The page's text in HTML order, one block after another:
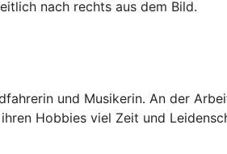
und Musikerin. An der
Hobbies viel Zeit und